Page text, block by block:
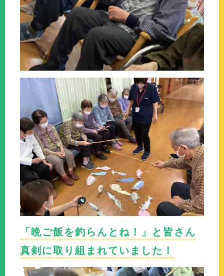
「晩ご飯を釣らんとね！」と皆さん
真剣に取り組まれていました！